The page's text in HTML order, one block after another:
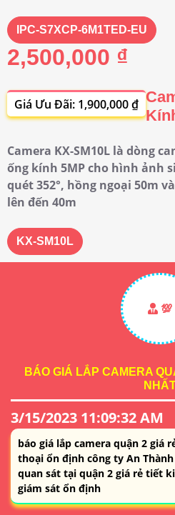
IPC-S7XCP-6M1TED-EU
2,500,000 ₫
Giá Ưu Đãi: 1,900,000 ₫
Camera KX-SM10L là dòng
ống kính 5MP cho hình ảnh
quét 352°, hồng ngoại 50m
lên đến 40m
KX-SM10L
💯
BÁO GIÁ LẮP CAMERA
3/15/2023 11:09:32 AM
báo giá lắp camera quận 2 giá
thoại ổn định công ty An
quan sát tại quận 2 giá rẻ tiết
giám sát ổn định